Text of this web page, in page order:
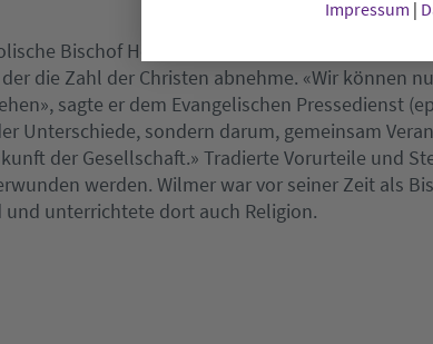
Bischof Heiner Wilmer betonte, ein solches
die Zahl der Christen abnehme. «Wir können
sagte er dem Evangelischen Pressedienst
Unterschiede, sondern darum, gemeinsam
der Gesellschaft.» Tradierte Vorurteile und
werden. Wilmer war vor seiner Zeit als
unterrichtete dort auch Religion.
Impressum |